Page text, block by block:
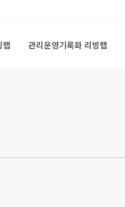
랩 관리운영기록화 리빙랩